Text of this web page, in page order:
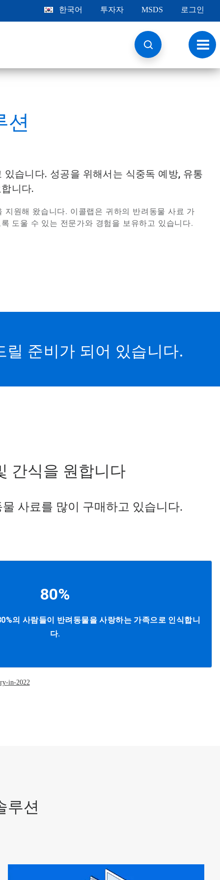
한국어 투자자 MSDS 로그인
토
글
내
비
션
습니다. 성공을 위해서는 식중독 예방, 유통
니다.
원해 왔습니다. 이콜랩은 귀하의 반려동물 사료 가
도울 수 있는 전문가와 경험을 보유하고 있습니다.
준비가 되어 있습니다.
간식을 원합니다
사료를 많이 구매하고 있습니다.
80%
의 사람들이 반려동물을 사랑하는 가족으로 인식합니
다.
in-2022
루션